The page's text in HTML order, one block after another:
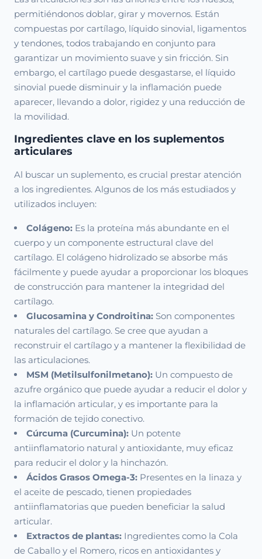
permitiéndonos doblar, girar y movernos. Están
compuestas por cartílago, líquido sinovial, ligamentos
y tendones, todos trabajando en conjunto para
garantizar un movimiento suave y sin fricción. Sin
embargo, el cartílago puede desgastarse, el líquido
sinovial puede disminuir y la inflamación puede
aparecer, llevando a dolor, rigidez y una reducción de
la movilidad.
Ingredientes clave en los suplementos
articulares
Al buscar un suplemento, es crucial prestar atención
a los ingredientes. Algunos de los más estudiados y
utilizados incluyen:
Colágeno: Es la proteína más abundante en el
cuerpo y un componente estructural clave del
cartílago. El colágeno hidrolizado se absorbe más
fácilmente y puede ayudar a proporcionar los bloques
de construcción para mantener la integridad del
cartílago.
Glucosamina y Condroitina: Son componentes
naturales del cartílago. Se cree que ayudan a
reconstruir el cartílago y a mantener la flexibilidad de
las articulaciones.
MSM (Metilsulfonilmetano): Un compuesto de
azufre orgánico que puede ayudar a reducir el dolor y
la inflamación articular, y es importante para la
formación de tejido conectivo.
Cúrcuma (Curcumina): Un potente
antiinflamatorio natural y antioxidante, muy eficaz
para reducir el dolor y la hinchazón.
Ácidos Grasos Omega-3: Presentes en la linaza y
el aceite de pescado, tienen propiedades
antiinflamatorias que pueden beneficiar la salud
articular.
Extractos de plantas: Ingredientes como la Cola
de Caballo y el Romero, ricos en antioxidantes y